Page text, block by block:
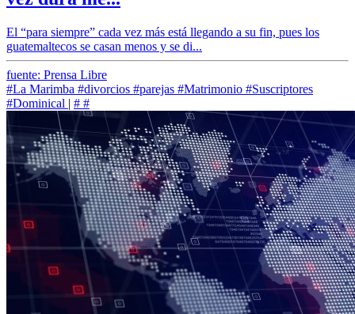
El “para siempre” cada vez más está llegando a su fin, pues los
guatemaltecos se casan menos y se di...
fuente: Prensa Libre
#La Marimba #divorcios #parejas #Matrimonio #Suscriptores
#Dominical | # #